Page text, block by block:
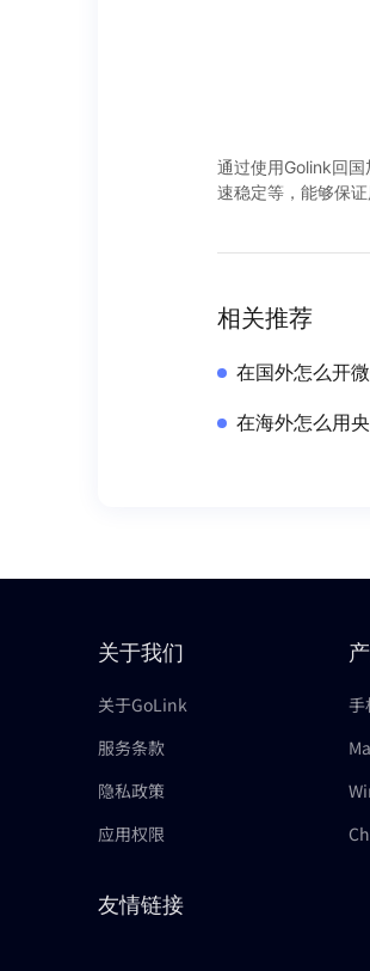
通过使用Golink回
速稳定等，能够保证
相关推荐
在国外怎么开
在海外怎么用
关于我们
关于GoLink
服务条款
隐私政策
应用权限
手
友情链接